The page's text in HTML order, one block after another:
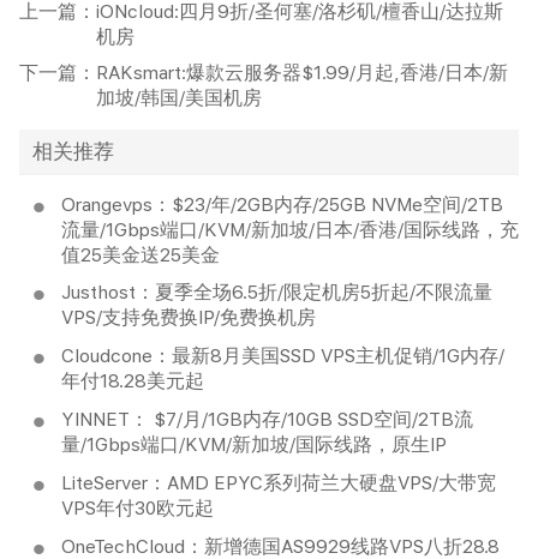
上一篇： iONcloud:四月9折/圣何塞/洛杉矶/檀香山/达拉斯
机房
下一篇： RAKsmart:爆款云服务器$1.99/月起,香港/日本/新
加坡/韩国/美国机房
相关推荐
Orangevps：$23/年/2GB内存/25GB NVMe空间/2TB
流量/1Gbps端口/KVM/新加坡/日本/香港/国际线路，充
值25美金送25美金
Justhost：夏季全场6.5折/限定机房5折起/不限流量
VPS/支持免费换IP/免费换机房
Cloudcone：最新8月美国SSD VPS主机促销/1G内存/
年付18.28美元起
YINNET： $7/月/1GB内存/10GB SSD空间/2TB流
量/1Gbps端口/KVM/新加坡/国际线路，原生IP
LiteServer：AMD EPYC系列荷兰大硬盘VPS/大带宽
VPS年付30欧元起
OneTechCloud：新增德国AS9929线路VPS八折28.8